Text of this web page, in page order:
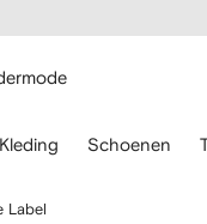
Kleding Schoenen
Label